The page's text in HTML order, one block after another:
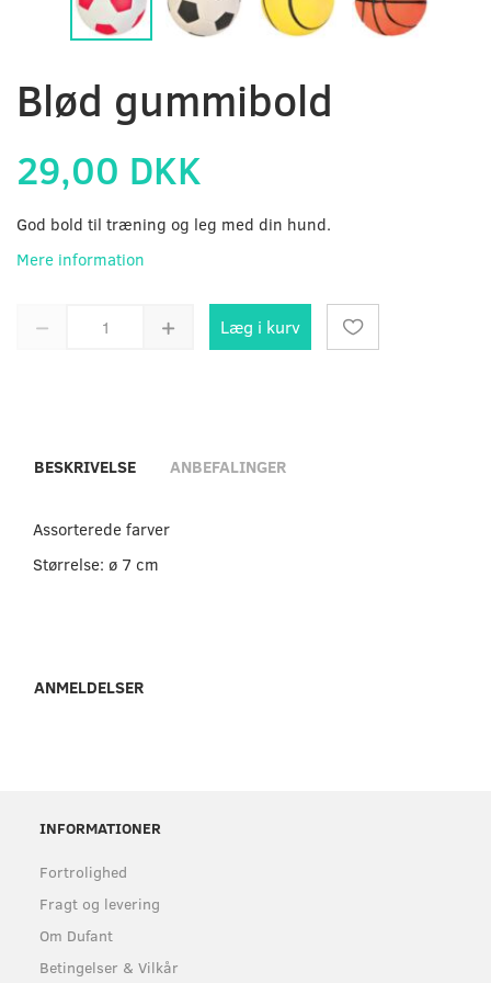
Blød gummibold
29,00 DKK
God bold til træning og leg med din hund.
Mere information
Læg i kurv
BESKRIVELSE ANBEFALINGER
Assorterede farver
Størrelse: ø 7 cm
ANMELDELSER
INFORMATIONER
Fortrolighed
Fragt og levering
Om Dufant
Betingelser & Vilkår